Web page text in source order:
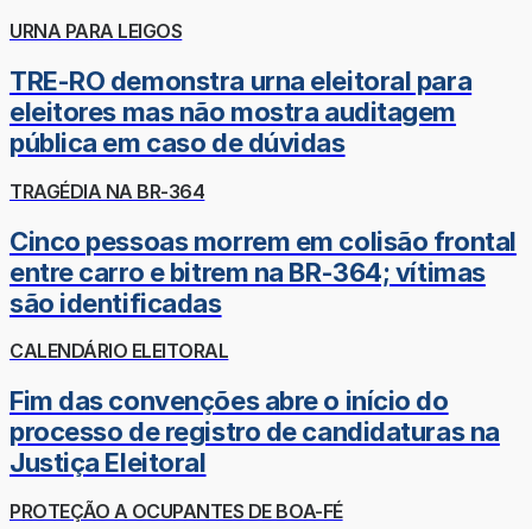
URNA PARA LEIGOS
TRE-RO demonstra urna eleitoral para
eleitores mas não mostra auditagem
pública em caso de dúvidas
TRAGÉDIA NA BR-364
Cinco pessoas morrem em colisão frontal
entre carro e bitrem na BR-364; vítimas
são identificadas
CALENDÁRIO ELEITORAL
Fim das convenções abre o início do
processo de registro de candidaturas na
Justiça Eleitoral
PROTEÇÃO A OCUPANTES DE BOA-FÉ